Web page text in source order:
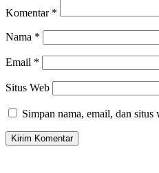
Komentar *
Nama *
Email *
Situs Web
Simpan nama, email, dan